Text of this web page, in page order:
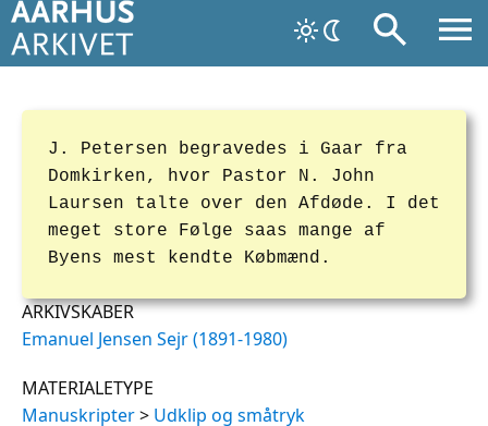
J. Petersen begravedes i Gaar fra
Domkirken, hvor Pastor N. John
Laursen talte over den Afdøde. I det
meget store Følge saas mange af
Byens mest kendte Købmænd.
ARKIVSKABER
Emanuel Jensen Sejr (1891-1980)
MATERIALETYPE
Manuskripter> Udklip og småtryk